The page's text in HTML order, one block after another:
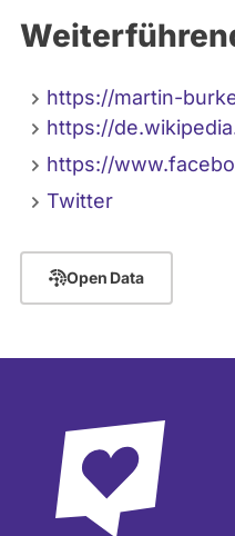
https://martin-
https://
https://
Twitter
Open Data